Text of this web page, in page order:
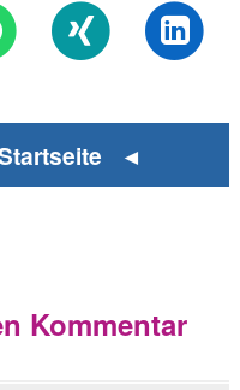
◄
Kommentar